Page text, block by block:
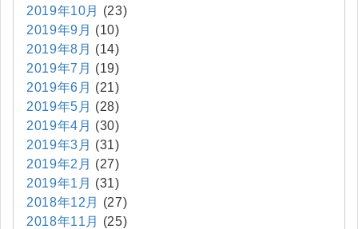
2019年10月
(23)
2019年9月 (10)
2019年8月 (14)
2019年7月 (19)
2019年6月 (21)
2019年5月 (28)
2019年4月 (30)
2019年3月 (31)
2019年2月 (27)
2019年1月 (31)
2018年12月
(27)
2018年11月
(25)